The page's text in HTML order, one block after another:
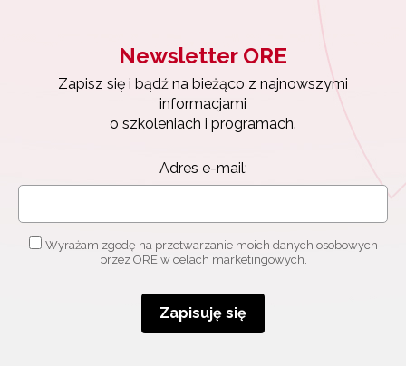
Newsletter ORE
Zapisz się i bądź na bieżąco z najnowszymi
informacjami
o szkoleniach i programach.
Adres e-mail:
Wyrażam zgodę na przetwarzanie moich danych osobowych
przez ORE w celach marketingowych.
Zapisuję się